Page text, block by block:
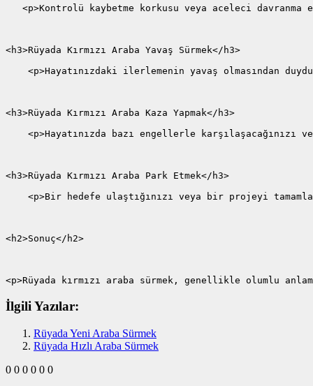
<p>Kontrolü kaybetme korkusu veya aceleci davranma
<h3>Rüyada Kırmızı Araba Yavaş Sürmek</h3>
<p>Hayatınızdaki ilerlemenin yavaş olmasından
<h3>Rüyada Kırmızı Araba Kaza Yapmak</h3>
<p>Hayatınızda bazı engellerle karşılaşacağınızı
<h3>Rüyada Kırmızı Araba Park Etmek</h3>
<p>Bir hedefe ulaştığınızı veya bir projeyi
<h2>Sonuç</h2>
<p>Rüyada kırmızı araba sürmek, genellikle olumlu
İlgili Yazılar:
Rüyada Yeni Araba Sürmek
Rüyada Hızlı Araba Sürmek
0 0 0 0 0 0